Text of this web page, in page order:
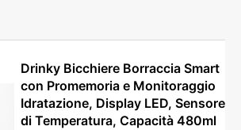
Drinky Bicchiere Borraccia Smart
con Promemoria e Monitoraggio
Idratazione, Display LED, Sensore
di Temperatura, Capacità 480ml